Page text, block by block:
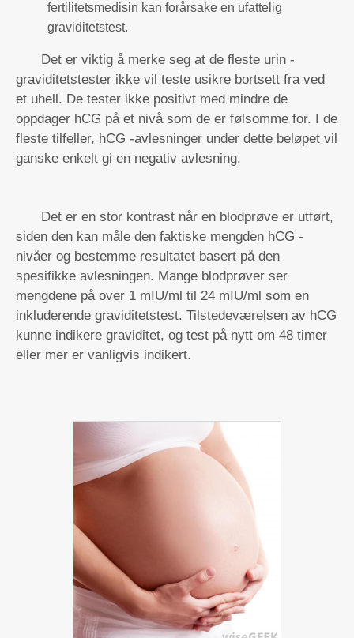
fertilitetsmedisin kan forårsake en ufattelig
graviditetstest.
Det er viktig å merke seg at de fleste urin -
graviditetstester ikke vil teste usikre bortsett fra ved
et uhell. De tester ikke positivt med mindre de
oppdager hCG på et nivå som de er følsomme for. I de
fleste tilfeller, hCG -avlesninger under dette beløpet vil
ganske enkelt gi en negativ avlesning.
Det er en stor kontrast når en blodprøve er utført,
siden den kan måle den faktiske mengden hCG -
nivåer og bestemme resultatet basert på den
spesifikke avlesningen. Mange blodprøver ser
mengdene på over 1 mIU/ml til 24 mIU/ml som en
inkluderende graviditetstest. Tilstedeværelsen av hCG
kunne indikere graviditet, og test på nytt om 48 timer
eller mer er vanligvis indikert.